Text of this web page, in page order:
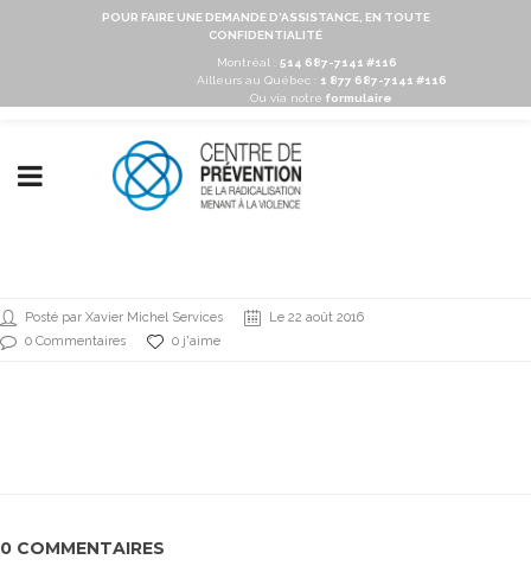
POUR FAIRE UNE DEMANDE D'ASSISTANCE, EN TOUTE
CONFIDENTIALITÉ
Montréal : 514 687-7141 #116
Ailleurs au Québec :
1 877 687-7141 #116
Ou via notre formulaire
Posté par Xavier Michel Services
Le 22 août 2016
0 Commentaires
0 j'aime
0 COMMENTAIRES